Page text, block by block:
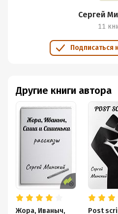
Сергей
11
Подписаться
Другие книги автора
Жора, Иваныч,
Post